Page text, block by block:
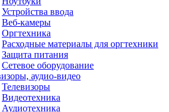
Устройства ввода
Веб-камеры
Оргтехника
Расходные материалы для оргтехники
Защита питания
Сетевое оборудование
аудио-видео
Телевизоры
Видеотехника
Аудиотехника